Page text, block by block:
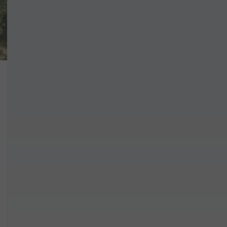
że w trosce o najwyższą jakość i
zgodę na otrzymywanie informacji handlowych od